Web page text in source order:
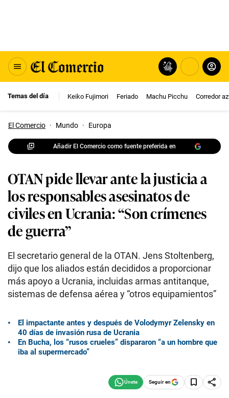
Temas del día Keiko Fujimori Feriado Machu Picchu Corredor
El Comercio · Mundo · Europa
Añadir El Comercio como fuente preferida en
OTAN pide llevar ante la justicia a
los responsables asesinatos de
civiles en Ucrania: “Son crímenes
de guerra”
El secretario general de la OTAN. Jens Stoltenberg,
dijo que los aliados están decididos a proporcionar
más apoyo a Ucrania, incluidas armas antitanque,
sistemas de defensa aérea y “otros equipamientos”
El impactante antes y después de Volodymyr Zelensky en
40 días de invasión rusa de Ucrania
En Bucha, los “rusos crueles” dispararon “a un hombre que
iba al supermercado”
Seguir en